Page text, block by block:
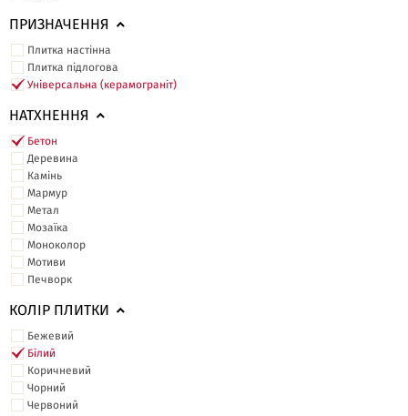
ПРИЗНАЧЕННЯ
Плитка настінна
Плитка підлогова
Універсальна (керамограніт)
НАТХНЕННЯ
Бетон
Деревина
Камінь
Мармур
Метал
Мозаїка
Моноколор
Мотиви
Печворк
КОЛІР ПЛИТКИ
Бежевий
Білий
Коричневий
Чорний
Червоний